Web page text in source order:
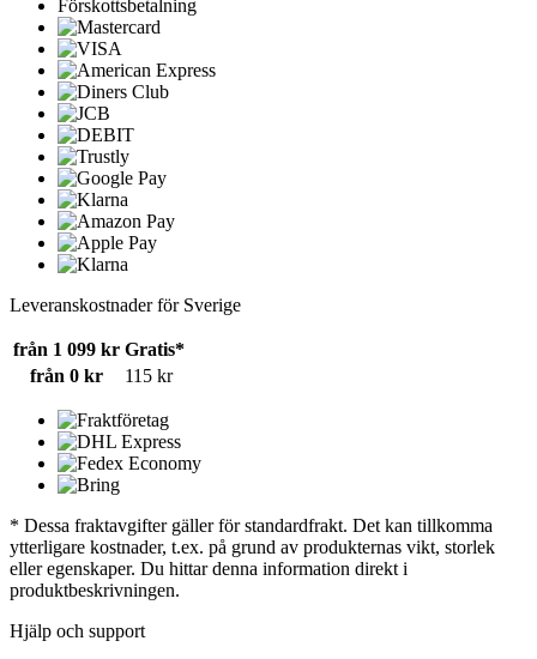
Förskottsbetalning
Leveranskostnader för Sverige
från 1 099 kr Gratis*
från 0 kr
115 kr
* Dessa fraktavgifter gäller för standardfrakt. Det kan tillkomma
ytterligare kostnader, t.ex. på grund av produkternas vikt, storlek
eller egenskaper. Du hittar denna information direkt i
produktbeskrivningen.
Hjälp och support